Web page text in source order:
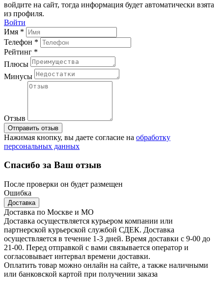
войдите на сайт, тогда информация будет автоматически взята
из профиля.
Войти
Имя *
Телефон *
Рейтинг *
Плюсы
Минусы
Отзыв
Отправить отзыв
Нажимая кнопку, вы даете согласие на обработку
персональных данных
Спасибо за Ваш отзыв
После проверки он будет размещен
Ошибка
Доставка
Доставка по Москве и МО
Доставка осуществляется курьером компании или
партнерской курьерской службой СДЕК. Доставка
осуществляется в течение 1-3 дней. Время доставки с 9-00 до
21-00. Перед отправкой с вами связывается оператор и
согласовывает интервал времени доставки.
Оплатить товар можно онлайн на сайте, а также наличными
или банковской картой при получении заказа